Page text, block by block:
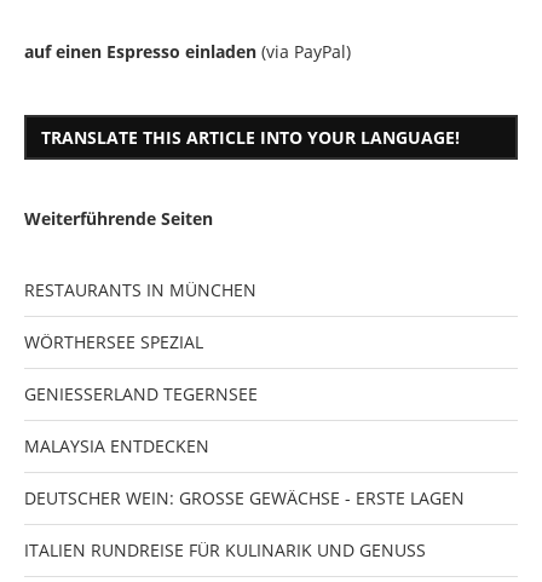
auf einen Espresso einladen (via PayPal)
TRANSLATE THIS ARTICLE INTO YOUR LANGUAGE!
Weiterführende Seiten
RESTAURANTS IN MÜNCHEN
WÖRTHERSEE SPEZIAL
GENIESSERLAND TEGERNSEE
MALAYSIA ENTDECKEN
DEUTSCHER WEIN: GROSSE GEWÄCHSE - ERSTE LAGEN
ITALIEN RUNDREISE FÜR KULINARIK UND GENUSS